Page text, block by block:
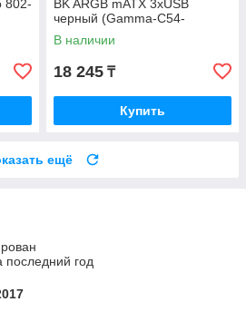
802-
BK ARGB mATX 3xUSB
черный (Gamma-C54-
BKD300XX-GL)
В наличии
18 245 ₸
Купить
ещё
последний год